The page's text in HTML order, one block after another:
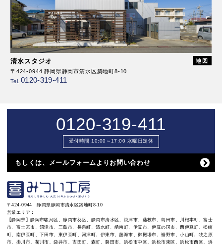
清水スタジオ
地図
〒424-0944 静岡県静岡市清水区築地町8-10
Tel. 0120-319-411
0120-319-411
受付時間 10:00～17:00 水曜日定休
もしくは、メールフォームよりお問い合わせ
〒424-0944 静岡県静岡市清水区築地町8-10
営業エリア：
【静岡県】静岡市駿河区、静岡市葵区、静岡市清水区、焼津市、藤枝市、島田市、川根本町、富士
市、富士宮市、沼津市、三島市、長泉町、清水町、函南町、伊豆市、伊豆の国市、西伊豆町、松崎
町、南伊豆町、下田市、東伊豆町、河津町、伊東市、熱海市、御殿場市、裾野市、小山町、牧之原
市、掛川市、菊川市、袋井市、吉田町、森町、磐田市、浜松市中区、浜松市東区、浜松市西区、浜